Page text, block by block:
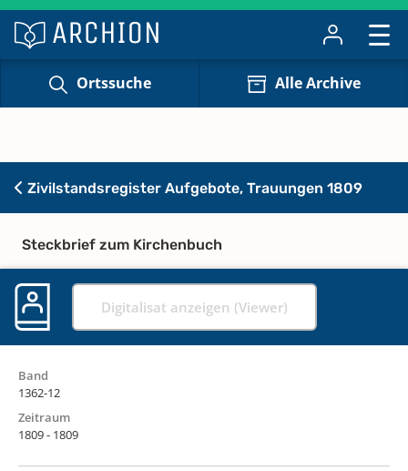
Ortssuche Alle Archive
Zivilstandsregister Aufgebote, Trauungen 1809
Steckbrief zum Kirchenbuch
Digitalisat anzeigen (Viewer)
Band
1362-12
Zeitraum
1809 - 1809